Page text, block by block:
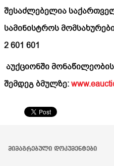
შესაძლებელია
სამინისტროს
2 601 601
აუქციონში
შემდეგ ბმულზე:
ᲛᲘᲛᲐᲒᲠᲔᲑᲣᲚᲘ ᲓᲝᲙᲣᲛᲔᲜᲢᲔᲑᲘ